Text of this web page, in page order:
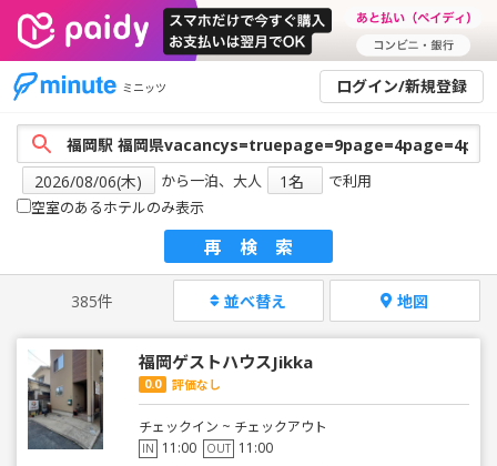
ミニッツ ログイン/新規登録
から一泊、大人
で利用
空室のあるホテルのみ表示
再検索
385件 並べ替え 地図
福岡ゲストハウスJikka
0.0 評価なし
チェックイン ~ チェックアウト
IN 11:00 OUT 11:00